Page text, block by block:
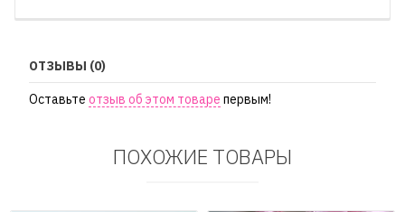
ОТЗЫВЫ (0)
Оставьте отзыв об этом товаре первым!
ПОХОЖИЕ ТОВАРЫ